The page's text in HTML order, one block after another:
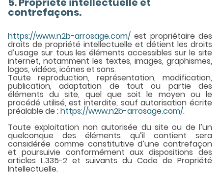
contrefaçons.
https://www.n2b-arrosage.com/ est propriétaire des
droits de propriété intellectuelle et détient les droits
d’usage sur tous les éléments accessibles sur le site
internet, notamment les textes, images, graphismes,
logos, vidéos, icônes et sons.
Toute reproduction, représentation, modification,
publication, adaptation de tout ou partie des
éléments du site, quel que soit le moyen ou le
procédé utilisé, est interdite, sauf autorisation écrite
préalable de :https://www.n2b-arrosage.com/.
Toute exploitation non autorisée du site ou de l’un
quelconque des éléments qu’il contient sera
considérée comme constitutive d’une contrefaçon
et poursuivie conformément aux dispositions des
articles L.335-2 et suivants du Code de Propriété
Intellectuelle.